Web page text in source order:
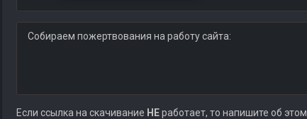
Собираем пожертвования на работу сайта:
Если ссылка на скачивание НЕработает, то напишите об